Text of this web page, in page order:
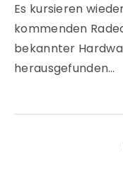
Es kursieren
kommenden
bekannter
herausgefunden…